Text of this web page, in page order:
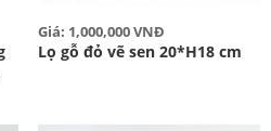
Giá: 1,000,000 VNĐ
Lọ gỗ đỏ vẽ sen 20*H18 cm